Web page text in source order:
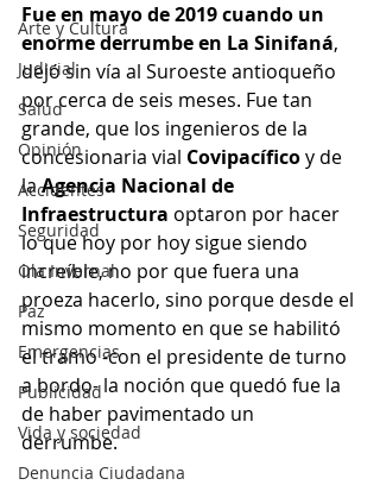
Arte y Cultura
Judicial
Salud
Opinión
Accidentes
Seguridad
Ola Invernal
Paz
Emergencias
Publicidad
Vida y sociedad
Denuncia Ciudadana
Fue en mayo de 2019 cuando un
enorme derrumbe en La Sinifaná,
dejó sin vía al Suroeste antioqueño
por cerca de seis meses. Fue tan
grande, que los ingenieros de la
concesionaria vial Covipacífico y de
la Agencia Nacional de
Infraestructura optaron por hacer
lo que hoy por hoy sigue siendo
increíble, no por que fuera una
proeza hacerlo, sino porque desde el
mismo momento en que se habilitó
el tramo -con el presidente de turno
a bordo- la noción que quedó fue la
de haber pavimentado un
derrumbe.